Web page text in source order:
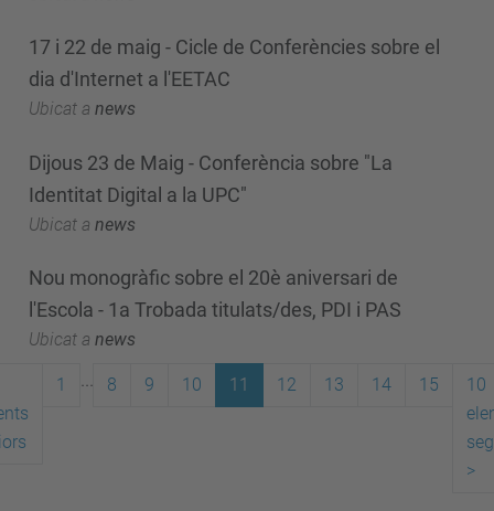
17 i 22 de maig - Cicle de Conferències sobre el
dia d'Internet a l'EETAC
Ubicat a news
Dijous 23 de Maig - Conferència sobre "La
Identitat Digital a la UPC"
Ubicat a news
Nou monogràfic sobre el 20è aniversari de
l'Escola - 1a Trobada titulats/des, PDI i PAS
Ubicat a news
1 8 9 10 11 12 13 14 15
10
>